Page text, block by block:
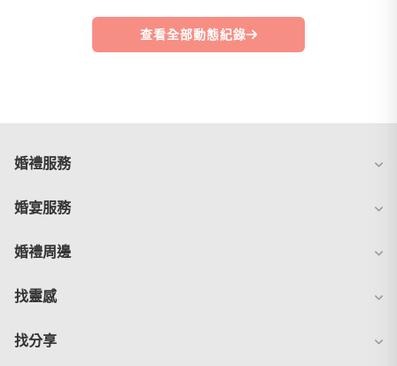
查看全部動態紀錄
婚禮服務
婚宴服務
婚禮周邊
找靈感
找分享